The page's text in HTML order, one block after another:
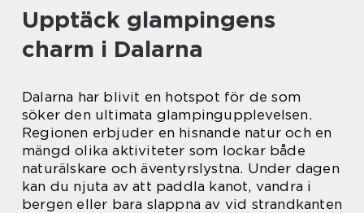
Upptäck glampingens
charm i Dalarna
Dalarna har blivit en hotspot för de som
söker den ultimata glampingupplevelsen.
Regionen erbjuder en hisnande natur och en
mängd olika aktiviteter som lockar både
naturälskare och äventyrslystna. Under dagen
kan du njuta av att paddla kanot, vandra i
bergen eller bara slappna av vid strandkanten